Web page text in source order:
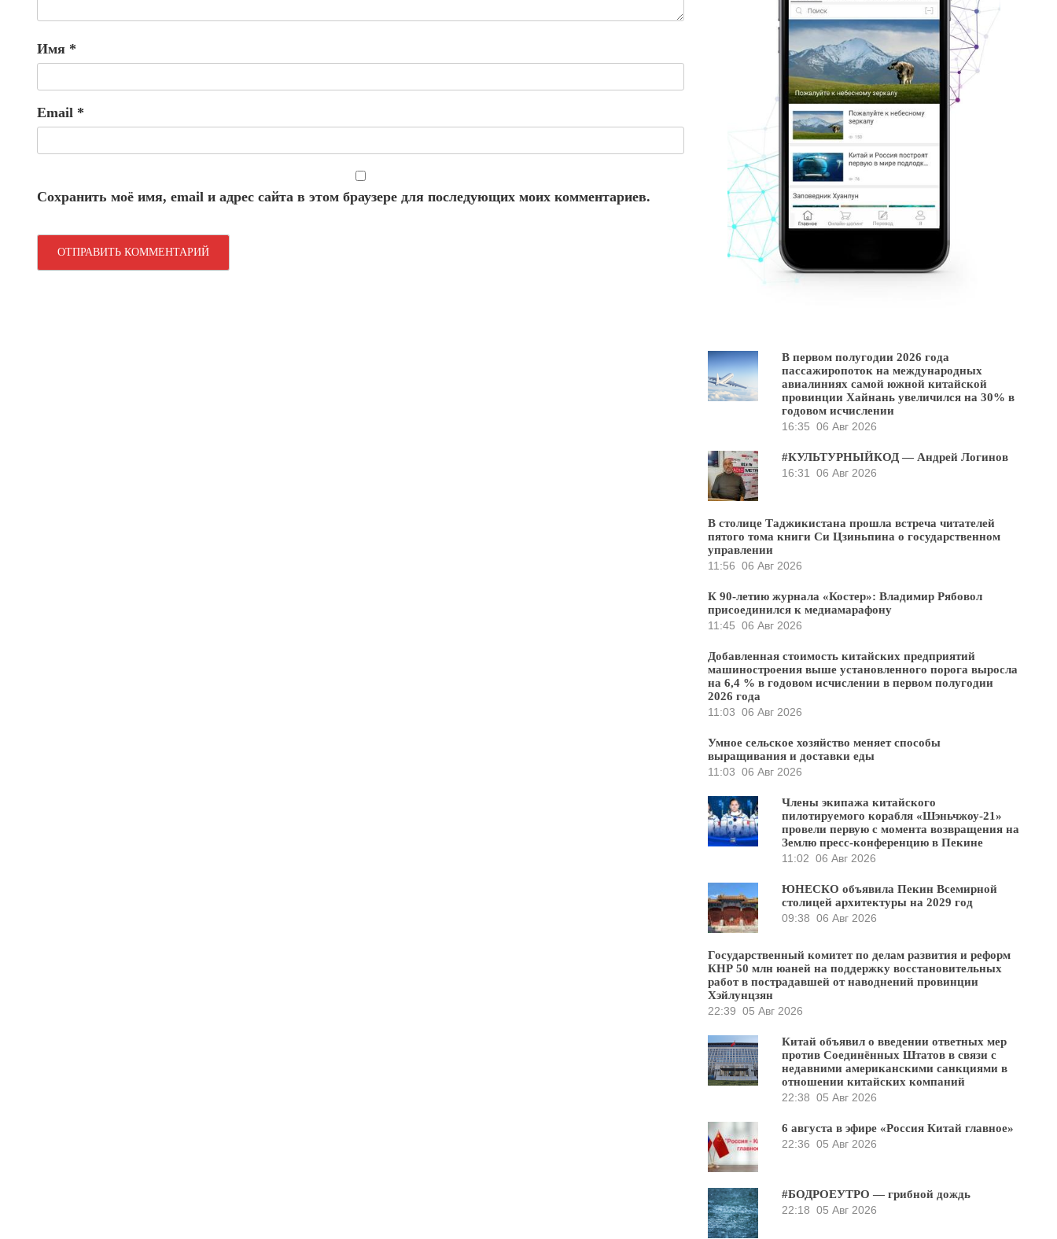
Имя *
Email *
Сохранить моё имя, email и адрес сайта в этом браузере для последующих моих комментариев.
В первом полугодии 2026 года
пассажиропоток на международных
авиалиниях самой южной китайской
провинции Хайнань увеличился на 30% в
годовом исчислении
16:35 06 Авг 2026
#КУЛЬТУРНЫЙКОД — Андрей Логинов
16:31
06 Авг 2026
В столице Таджикистана прошла встреча читателей
пятого тома книги Си Цзиньпина о государственном
управлении
11:56 06 Авг 2026
К 90-летию журнала «Костер»: Владимир Рябовол
присоединился к медиамарафону
11:45 06 Авг 2026
Добавленная стоимость китайских предприятий
машиностроения выше установленного порога выросла
на 6,4 % в годовом исчислении в первом полугодии
2026 года
11:03 06 Авг 2026
Умное сельское хозяйство меняет способы
выращивания и доставки еды
11:03 06 Авг 2026
Члены экипажа китайского
пилотируемого корабля «Шэньчжоу-21»
провели первую с момента возвращения на
Землю пресс-конференцию в Пекине
11:02 06 Авг 2026
ЮНЕСКО объявила Пекин Всемирной
столицей архитектуры на 2029 год
09:38 06 Авг 2026
Государственный комитет по делам развития и реформ
КНР 50 млн юаней на поддержку восстановительных
работ в пострадавшей от наводнений провинции
Хэйлунцзян
22:39 05 Авг 2026
Китай объявил о введении ответных мер
против Соединённых Штатов в связи с
недавними американскими санкциями в
отношении китайских компаний
22:38 05 Авг 2026
6 августа в эфире «Россия Китай главное»
22:36 05 Авг 2026
#БОДРОЕУТРО — грибной дождь
22:18 05 Авг 2026